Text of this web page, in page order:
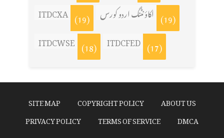
ITDCXA (19) اکاؤنٹنگ اردو کورس (19)
ITDCWSE (18) ITDCFED (17)
ABOUT US
COPYRIGHT POLICY
SITE MAP
DMCA
TERMS OF SERVICE
PRIVACY POLICY